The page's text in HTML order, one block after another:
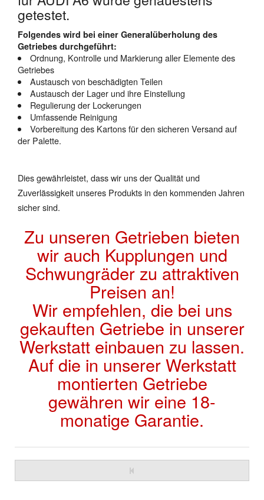
getestet.
Folgendes wird bei einer Generalüberholung des
Getriebes durchgeführt:
Ordnung, Kontrolle und Markierung aller Elemente des
Getriebes
Austausch von beschädigten Teilen
Austausch der Lager und ihre Einstellung
Regulierung der Lockerungen
Umfassende Reinigung
Vorbereitung des Kartons für den sicheren Versand auf
der Palette.
Dies gewährleistet, dass wir uns der Qualität und
Zuverlässigkeit unseres Produkts in den kommenden Jahren
sicher sind.
Zu unseren Getrieben bieten
wir auch Kupplungen und
Schwungräder zu attraktiven
Preisen an!
Wir empfehlen, die bei uns
gekauften Getriebe in unserer
Werkstatt einbauen zu lassen.
Auf die in unserer Werkstatt
montierten Getriebe
gewähren wir eine 18-
monatige Garantie.